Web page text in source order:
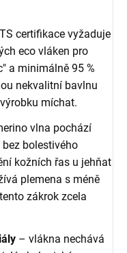
certifikace vyžaduje
eco vláken pro
a minimálně 95 %
nekvalitní bavlnu
míchat.
vlna pochází
bolestivého
kožních řas u jehňat
plemena s méně
zákrok zcela
– vlákna nechává